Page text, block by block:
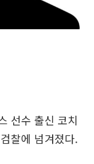
선수 출신 코치
찰에 넘겨졌다.